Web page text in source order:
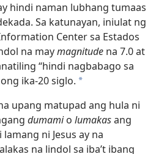
hindi naman lubhang tumaas
Sa katunayan, iniulat ng
Center sa Estados
na maymagnitude na 7.0 at
“hindi nagbabago sa
ika-20 siglo. a
upang matupad ang hula ni
dumamio lumakasang
ni Jesus ay na
na lindol sa iba’t ibang